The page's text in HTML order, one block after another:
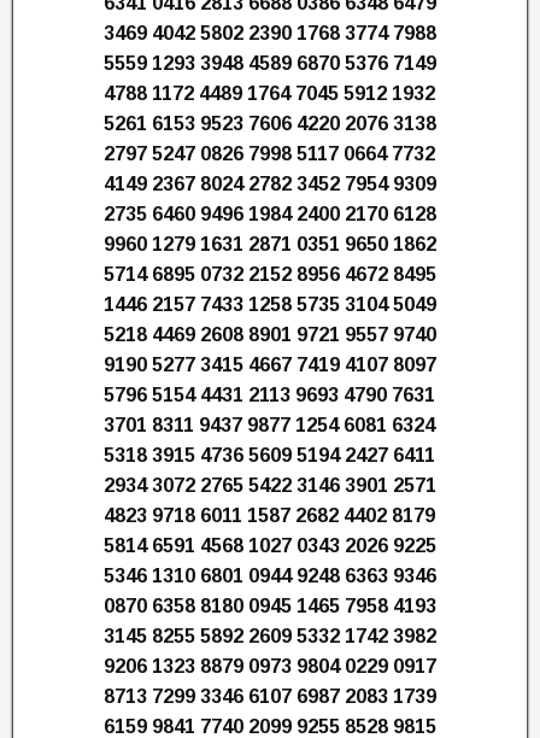
3469 4042 5802 2390 1768 3774 7988
5559 1293 3948 4589 6870 5376 7149
4788 1172 4489 1764 7045 5912 1932
5261 6153 9523 7606 4220 2076 3138
2797 5247 0826 7998 5117 0664 7732
4149 2367 8024 2782 3452 7954 9309
2735 6460 9496 1984 2400 2170 6128
9960 1279 1631 2871 0351 9650 1862
5714 6895 0732 2152 8956 4672 8495
1446 2157 7433 1258 5735 3104 5049
5218 4469 2608 8901 9721 9557 9740
9190 5277 3415 4667 7419 4107 8097
5796 5154 4431 2113 9693 4790 7631
3701 8311 9437 9877 1254 6081 6324
5318 3915 4736 5609 5194 2427 6411
2934 3072 2765 5422 3146 3901 2571
4823 9718 6011 1587 2682 4402 8179
5814 6591 4568 1027 0343 2026 9225
5346 1310 6801 0944 9248 6363 9346
0870 6358 8180 0945 1465 7958 4193
3145 8255 5892 2609 5332 1742 3982
9206 1323 8879 0973 9804 0229 0917
8713 7299 3346 6107 6987 2083 1739
6159 9841 7740 2099 9255 8528 9815